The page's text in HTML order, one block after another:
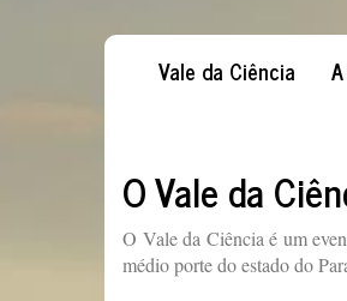
Vale da Ciência
O Vale da
O Vale da Ciência é um
médio porte do estado do